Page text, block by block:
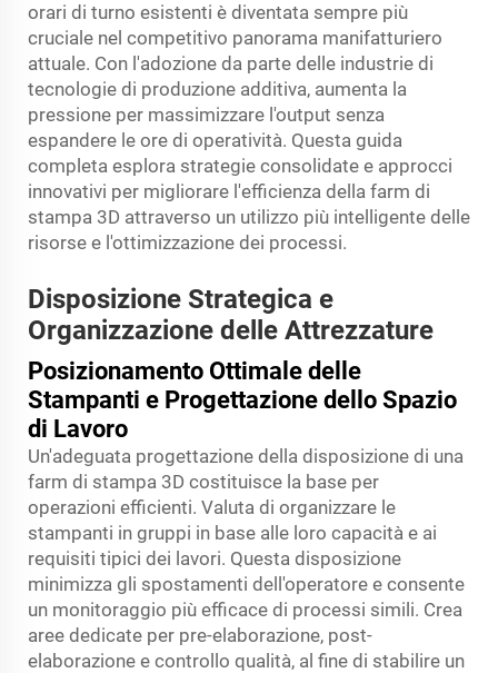
orari di turno esistenti è diventata sempre più
cruciale nel competitivo panorama manifatturiero
attuale. Con l'adozione da parte delle industrie di
tecnologie di produzione additiva, aumenta la
pressione per massimizzare l'output senza
espandere le ore di operatività. Questa guida
completa esplora strategie consolidate e approcci
innovativi per migliorare l'efficienza della farm di
stampa 3D attraverso un utilizzo più intelligente delle
risorse e l'ottimizzazione dei processi.
Disposizione Strategica e
Organizzazione delle Attrezzature
Posizionamento Ottimale delle
Stampanti e Progettazione dello Spazio
di Lavoro
Un'adeguata progettazione della disposizione di una
farm di stampa 3D costituisce la base per
operazioni efficienti. Valuta di organizzare le
stampanti in gruppi in base alle loro capacità e ai
requisiti tipici dei lavori. Questa disposizione
minimizza gli spostamenti dell'operatore e consente
un monitoraggio più efficace di processi simili. Crea
aree dedicate per pre-elaborazione, post-
elaborazione e controllo qualità, al fine di stabilire un